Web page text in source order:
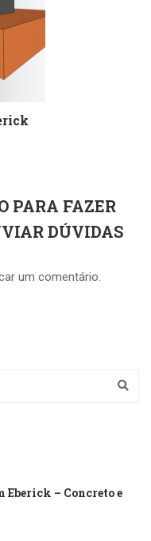
PARA FAZER
DÚVIDAS
um comentário.
Eberick – Concreto e